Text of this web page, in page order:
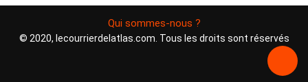
Qui sommes-nous ?
© 2020, lecourrierdelatlas.com. Tous les droits sont réservés